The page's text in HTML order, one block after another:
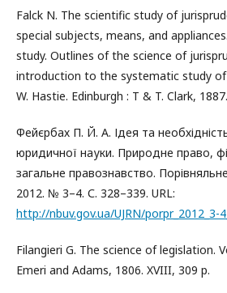
Falck N. The scientific study of
special subjects, means, and
study. Outlines of the science of
introduction to the systematic study of
W. Hastie. Edinburgh : T & T. Clark,
Фейєрбах П. Й. А. Ідея та
юридичної науки. Природне право,
загальне правознавство.
2012. № 3–4. С. 328–339. URL:
http://nbuv.gov.ua/UJRN/porpr_2012_3-
Filangieri G. The science of legislation.
Emeri and Adams, 1806. XVIII, 309 p.